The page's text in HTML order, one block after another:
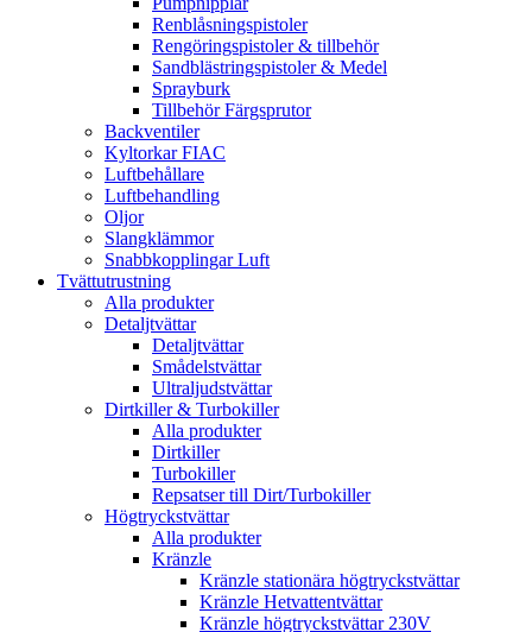
Renblåsningspistoler
Rengöringspistoler & tillbehör
Sandblästringspistoler & Medel
Sprayburk
Tillbehör Färgsprutor
Backventiler
Kyltorkar FIAC
Luftbehållare
Luftbehandling
Oljor
Slangklämmor
Snabbkopplingar Luft
Tvättutrustning
Alla produkter
Detaljtvättar
Detaljtvättar
Smådelstvättar
Ultraljudstvättar
Dirtkiller & Turbokiller
Alla produkter
Dirtkiller
Turbokiller
Repsatser till Dirt/Turbokiller
Högtryckstvättar
Alla produkter
Kränzle
Kränzle stationära högtryckstvättar
Kränzle Hetvattentvättar
Kränzle högtryckstvättar 230V